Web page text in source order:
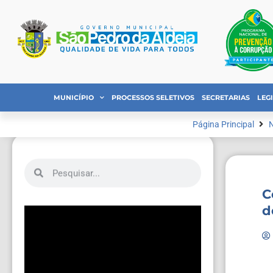
MUNICÍPIO PROCESSOS SELETIVOS SECRETARIAS
Página Principal